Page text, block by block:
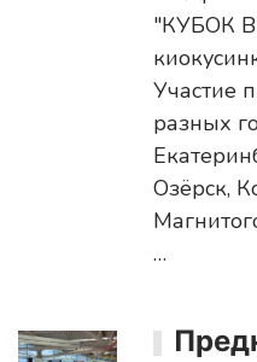
"КУБОК
Участие
разных
Озёрск,
…